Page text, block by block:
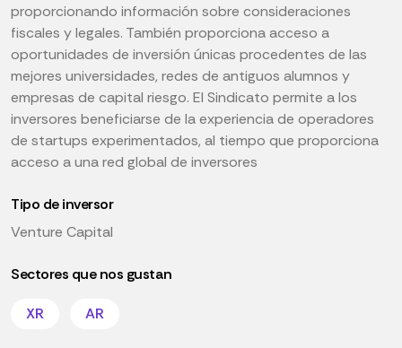
proporcionando información sobre consideraciones
fiscales y legales. También proporciona acceso a
oportunidades de inversión únicas procedentes de las
mejores universidades, redes de antiguos alumnos y
empresas de capital riesgo. El Sindicato permite a los
inversores beneficiarse de la experiencia de operadores
de startups experimentados, al tiempo que proporciona
acceso a una red global de inversores
Tipo de inversor
Venture Capital
Sectores que nos gustan
XR AR